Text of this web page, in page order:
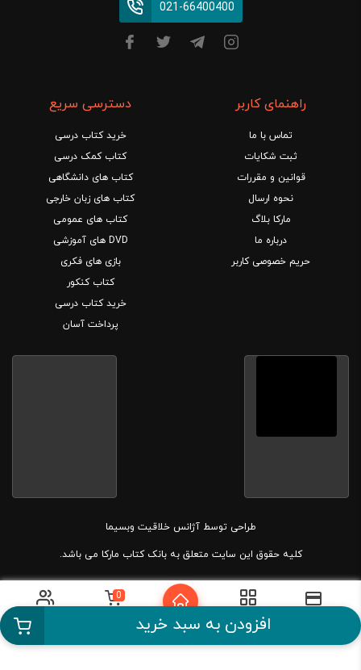
افزودن به سبد خرید
021-66400400
راهنمای کاربر
تماس با ما
ثبت شکایات
قوانین و مقررات
نحوه ارسال
مارکا بلاگ
درباره ما
حریم خصوصی کاربر
دسترسی سریع
خرید کتاب درسی
کتاب کمک درسی
کتاب های دانشگاهی
کتاب های زبان خارجی
کتاب های عمومی
DVD های آموزشی
بازی های فکری
کتاب کنکور
خرید کتاب درسی
پرداخت آسان
طراحی توسطآژانس خلاقیت وبسیما
کلیه حقوق این سایت متعلق به بانک کتاب مارکا می باشد.
دسته بندی
0
حساب کاربری